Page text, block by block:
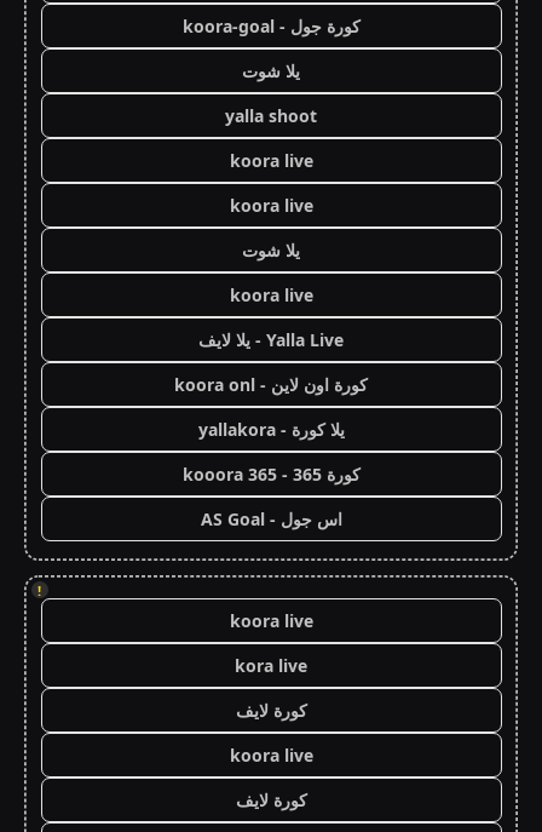
كورة جول - koora-goal
يلا شوت
yalla shoot
koora live
koora live
يلا شوت
koora live
Yalla Live - يلا لايف
كورة اون لاين - koora onl
يلا كورة - yallakora
كورة 365 - kooora 365
اس جول - AS Goal
!
koora live
kora live
كورة لايف
koora live
كورة لايف